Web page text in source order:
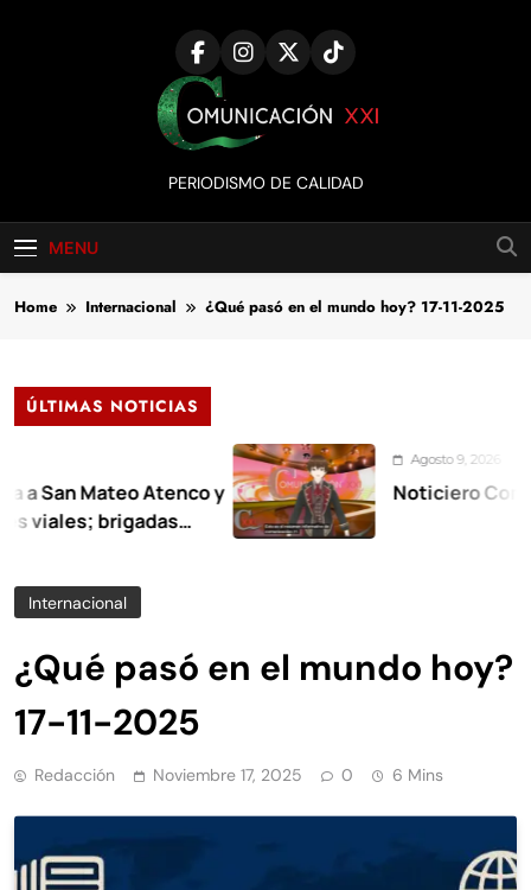
Comunicación
XXI
PERIODISMO DE CALIDAD
MENU
Home Internacional ¿Qué pasó en el mundo hoy? 17-11-2025
ÚLTIMAS NOTICIAS
Mateo Atenco y
brigadas
Agosto 9, 2026
Noticiero
Internacional
¿Qué pasó en el mundo hoy?
17-11-2025
Redacción Noviembre 17, 2025 0 6 Mins